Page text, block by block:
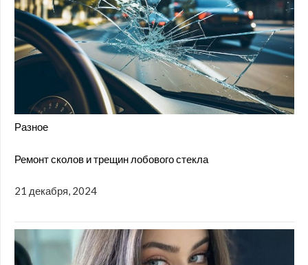
Разное
Ремонт сколов и трещин лобового стекла
21 декабря, 2024